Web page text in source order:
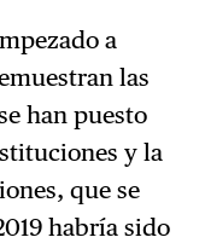
a
las
han puesto
y la
que se
habría sido